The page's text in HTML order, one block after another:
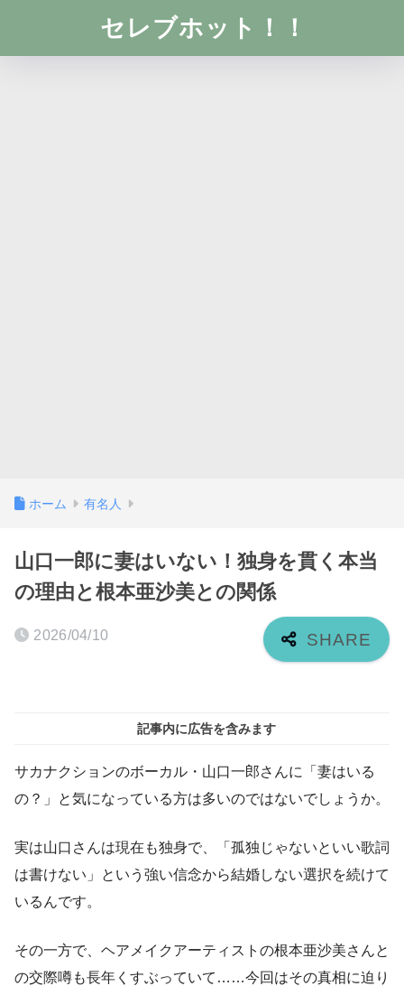
セレブホット！！
ホーム 有名人
山口一郎に妻はいない！独身を貫く本当
の理由と根本亜沙美との関係
2026/04/10
記事内に広告を含みます
サカナクションのボーカル・山口一郎さんに「妻はいる
の？」と気になっている方は多いのではないでしょうか。
実は山口さんは現在も独身で、「孤独じゃないといい歌詞
は書けない」という強い信念から結婚しない選択を続けて
いるんです。
その一方で、ヘアメイクアーティストの根本亜沙美さんと
の交際噂も長年くすぶっていて……今回はその真相に迫り